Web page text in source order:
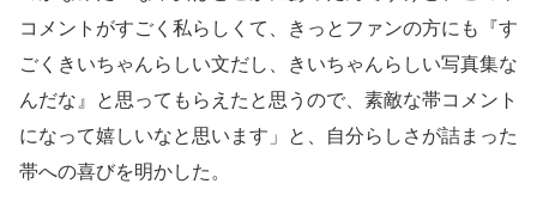
コメントがすごく私らしくて、きっとファンの方にも『す
ごくきいちゃんらしい文だし、きいちゃんらしい写真集な
んだな』と思ってもらえたと思うので、素敵な帯コメント
になって嬉しいなと思います」と、自分らしさが詰まった
帯への喜びを明かした。